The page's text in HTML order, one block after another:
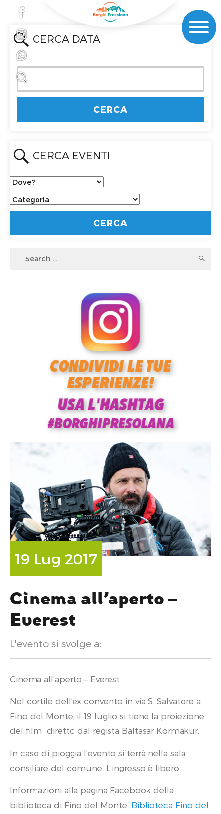
CERCA DATA
CERCA EVENTI
Dove?
Categoria
19 Lug 2017
Cinema all’aperto –
Everest
L'evento si svolge a:
Cinema all’aperto – Everest
Nel cortile dell’ex convento in via S. Salvatore a
Fino del Monte, il 19 luglio si tiene la proiezione
del film diretto dal regista Baltasar Kormákur.
In caso di pioggia l’evento si terrà nella sala
consiliare del comune. L’ingresso è libero.
Informazioni alla pagina Facebook della
biblioteca di Fino del Monte: Biblioteca Fino del